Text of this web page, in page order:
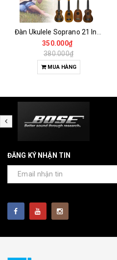
350.000₫
380.000₫
MUA HÀNG
ĐĂNG KÝ NHẬN TIN